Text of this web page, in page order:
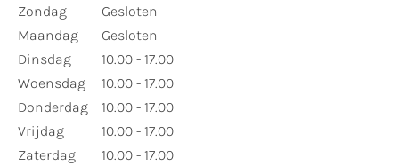
​Zondag
Maandag
Dinsdag
Woensdag
Donderdag
Vrijdag
Zaterdag
Gesloten
Gesloten
10.00 - 17.00
10.00 - 17.00
10.00 - 17.00
10.00 - 17.00
10.00 - 17.00